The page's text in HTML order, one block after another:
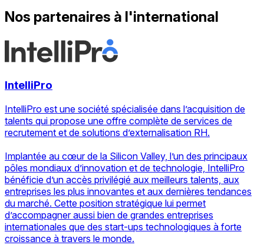
Nos partenaires à l'international
IntelliPro
IntelliPro est une société spécialisée dans l’acquisition de
talents qui propose une offre complète de services de
recrutement et de solutions d’externalisation RH.
Implantée au cœur de la Silicon Valley, l’un des principaux
pôles mondiaux d’innovation et de technologie, IntelliPro
bénéficie d’un accès privilégié aux meilleurs talents, aux
entreprises les plus innovantes et aux dernières tendances
du marché. Cette position stratégique lui permet
d’accompagner aussi bien de grandes entreprises
internationales que des start-ups technologiques à forte
croissance à travers le monde.